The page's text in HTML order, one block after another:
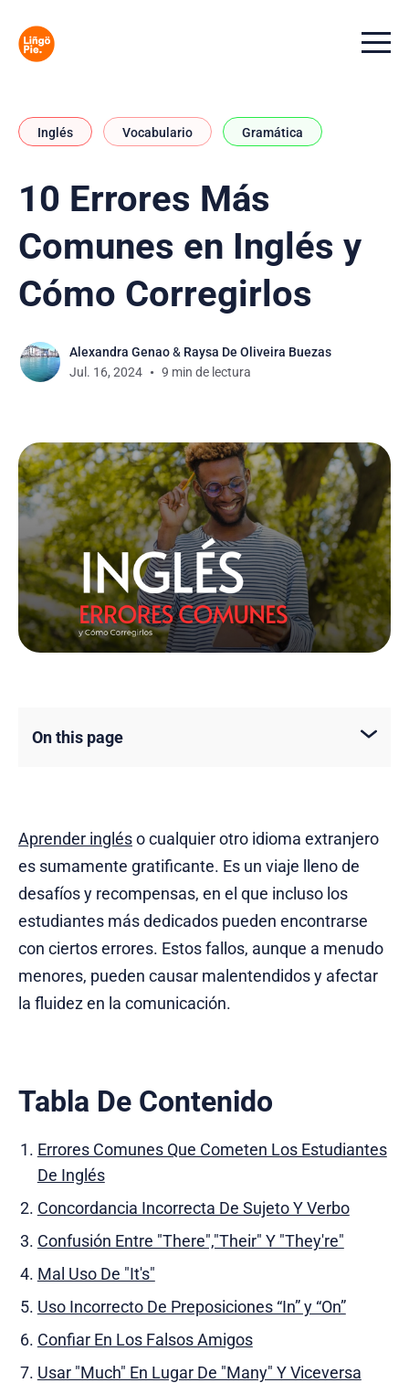
Menu
Inglés Vocabulario Gramática
10 Errores Más
Comunes en Inglés y
Cómo Corregirlos
Alexandra Genao& Raysa De Oliveira Buezas
Jul. 16, 2024
9 min de lectura
On this page
Aprender ingléso cualquier otro idioma extranjero
es sumamente gratificante. Es un viaje lleno de
desafíos y recompensas, en el que incluso los
estudiantes más dedicados pueden encontrarse
con ciertos errores. Estos fallos, aunque a menudo
menores, pueden causar malentendidos y afectar
la fluidez en la comunicación.
Tabla De Contenido
Errores Comunes Que Cometen Los Estudiantes
De Inglés
Concordancia Incorrecta De Sujeto Y Verbo
Confusión Entre "There","Their" Y "They're"
Mal Uso De "It's"
Uso Incorrecto De Preposiciones “In” y “On”
Confiar En Los Falsos Amigos
Usar "Much" En Lugar De "Many" Y Viceversa